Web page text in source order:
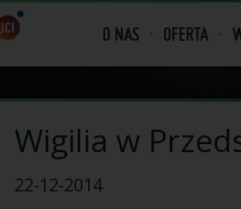
O NAS OFERTA
Wigilia w
22-12-2014